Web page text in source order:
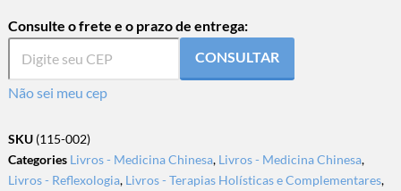
Consulte o frete e o prazo de entrega:
CONSULTAR
Não sei meu cep
SKU (115-002)
Categories Livros - Medicina Chinesa, Livros - Medicina Chinesa,
Livros - Reflexologia, Livros - Terapias Holísticas e Complementares,